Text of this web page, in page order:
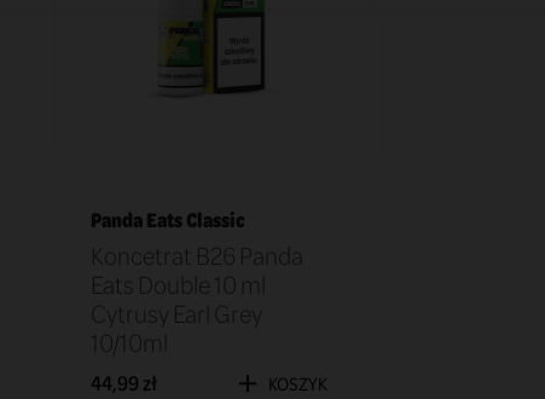
Panda Eats Classic
Koncetrat B26 Panda
Eats Double 10 ml
Cytrusy Earl Grey
10/10ml
44,99 zł KOSZYK